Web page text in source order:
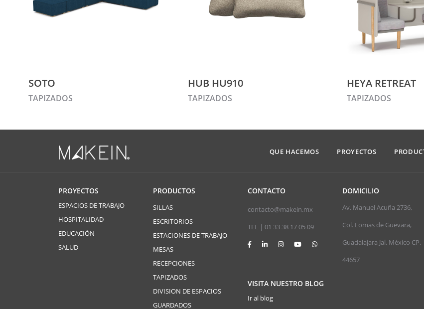
SOTO
TAPIZADOS
HUB HU910
TAPIZADOS
HEYA RETREAT
TAPIZADOS
QUE HACEMOS PROYECTOS
PROYECTOS
ESPACIOS DE TRABAJO
HOSPITALIDAD
EDUCACIÓN
SALUD
PRODUCTOS
SILLAS
ESCRITORIOS
ESTACIONES DE TRABAJO
MESAS
RECEPCIONES
TAPIZADOS
DIVISION DE ESPACIOS
GUARDADOS
CONTACTO
contacto@makein.mx
TEL | 01 33 38 17 05 09
VISITA NUESTRO BLOG
Ir al blog
DOMICILIO
Av. Manuel Acuña 2736,
Col. Lomas de Guevara,
Guadalajara Jal. México CP.
44657